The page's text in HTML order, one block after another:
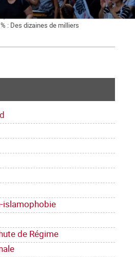
islamophobie
de Régime
amorce de reprise économique en
la tension sociale s'accentue en
: Des dizaines de milliers